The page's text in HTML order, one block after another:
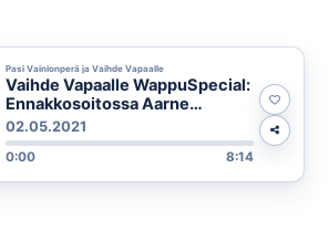
Pasi Vainionperä ja Vaihde Vapaalle
Vaihde Vapaalle WappuSpecial:
Ennakkosoitossa Aarne
Tenkasen uusi Irmeli-single
02.05.2021
0:00 8:14